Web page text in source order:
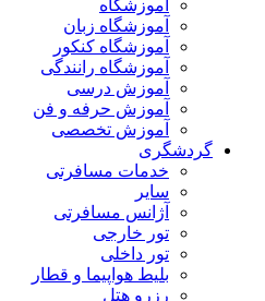
آموزشگاه
آموزشگاه زبان
آموزشگاه کنکور
آموزشگاه رانندگی
آموزش درسی
آموزش حرفه و فن
آموزش تخصصی
گردشگری
خدمات مسافرتی
سایر
آژانس مسافرتی
تور خارجی
تور داخلی
بلیط هواپیما و قطار
رزرو هتل